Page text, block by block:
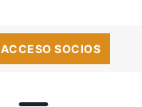
ACCESO SOCIOS